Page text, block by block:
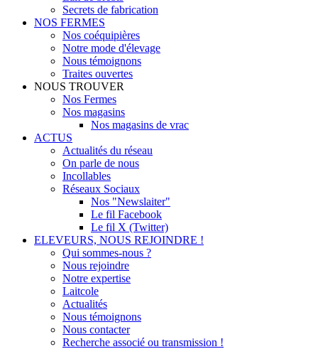
Secrets de fabrication
NOS FERMES
Nos coéquipières
Notre mode d'élevage
Nous témoignons
Traites ouvertes
NOUS TROUVER
Nos Fermes
Nos magasins
Nos magasins de vrac
ACTUS
Actualités du réseau
On parle de nous
Incollables
Réseaux Sociaux
Nos "Newslaiter"
Le fil Facebook
Le fil X (Twitter)
ELEVEURS, NOUS REJOINDRE !
Qui sommes-nous ?
Nous rejoindre
Notre expertise
Laitcole
Actualités
Nous témoignons
Nous contacter
Recherche associé ou transmission !